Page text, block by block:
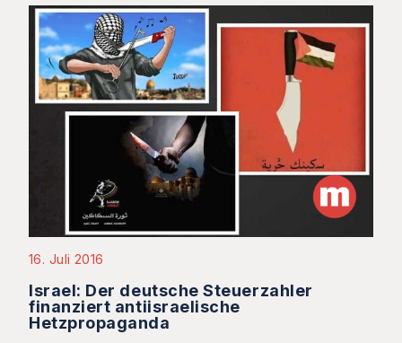
16. Juli 2016
Israel: Der deutsche Steuerzahler
finanziert antiisraelische
Hetzpropaganda